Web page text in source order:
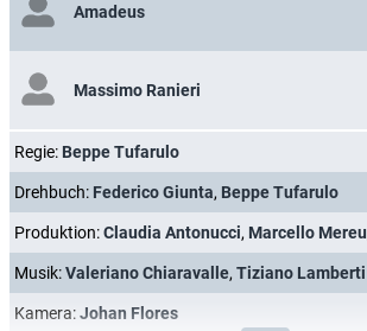
Amadeus
Massimo Ranieri
Regie: Beppe Tufarulo
Drehbuch: Federico Giunta, Beppe Tufarulo
Produktion:Claudia Antonucci, Marcello Mereu
Musik:Valeriano Chiaravalle, Tiziano Lamberti
Kamera:Johan Flores